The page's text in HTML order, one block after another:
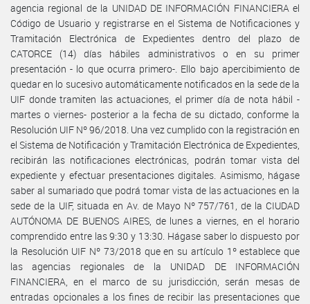
agencia regional de la UNIDAD DE INFORMACIÓN FINANCIERA el
Código de Usuario y registrarse en el Sistema de Notificaciones y
Tramitación Electrónica de Expedientes dentro del plazo de
CATORCE (14) días hábiles administrativos o en su primer
presentación - lo que ocurra primero-. Ello bajo apercibimiento de
quedar en lo sucesivo automáticamente notificados en la sede de la
UIF donde tramiten las actuaciones, el primer día de nota hábil -
martes o viernes- posterior a la fecha de su dictado, conforme la
Resolución UIF Nº 96/2018. Una vez cumplido con la registración en
el Sistema de Notificación y Tramitación Electrónica de Expedientes,
recibirán las notificaciones electrónicas, podrán tomar vista del
expediente y efectuar presentaciones digitales. Asimismo, hágase
saber al sumariado que podrá tomar vista de las actuaciones en la
sede de la UIF, situada en Av. de Mayo Nº 757/761, de la CIUDAD
AUTÓNOMA DE BUENOS AIRES, de lunes a viernes, en el horario
comprendido entre las 9:30 y 13:30. Hágase saber lo dispuesto por
la Resolución UIF Nº 73/2018 que en su artículo 1º establece que
las agencias regionales de la UNIDAD DE INFORMACIÓN
FINANCIERA, en el marco de su jurisdicción, serán mesas de
entradas opcionales a los fines de recibir las presentaciones que